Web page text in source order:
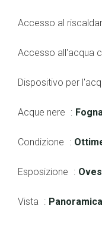
Accesso al
Accesso all'acqua
Dispositivo per
Acque nere
Condizione
Esposizione
Vista